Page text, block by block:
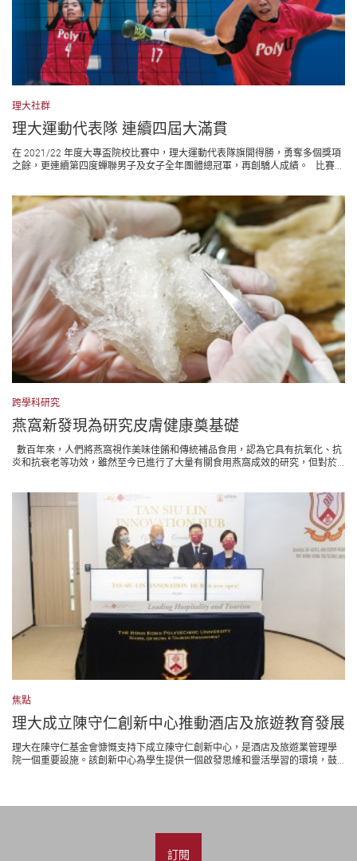
理大社群
理大運動代表隊 連續四屆大滿貫
在 2021/22 年度大專盃院校比賽中，理大運動代表隊旗開得勝，勇奪多個獎項
之餘，更連續第四度蟬聯男子及女子全年團體總冠軍，再創驕人成績。 比賽...
跨學科研究
燕窩新發現為研究皮膚健康奠基礎
數百年來，人們將燕窩視作美味佳餚和傳統補品食用，認為它具有抗氧化、抗
炎和抗衰老等功效，雖然至今已進行了大量有關食用燕窩成效的研究，但對於...
焦點
理大成立陳守仁創新中心推動酒店及旅遊教育發展
理大在陳守仁基金會慷慨支持下成立陳守仁創新中心，是酒店及旅遊業管理學
院一個重要設施。該創新中心為學生提供一個啟發思維和靈活學習的環境，鼓...
訂閱